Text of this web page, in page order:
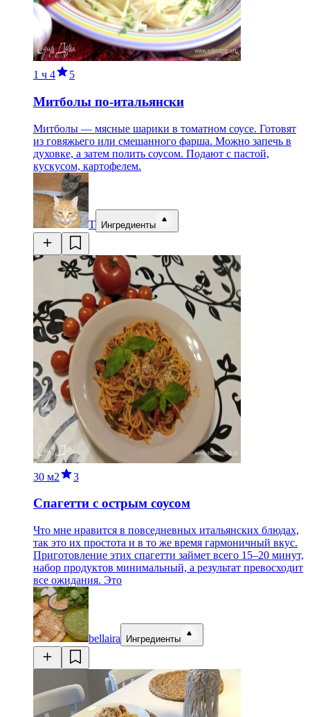
1 ч 4 5
Митболы по-итальянски
Митболы — мясные шарики в томатном соусе. Готовят
из говяжьего или смешанного фарша. Можно запечь в
духовке, а затем полить соусом. Подают с пастой,
кускусом, картофелем.
Т Ингредиенты
30 м2 3
Спагетти с острым соусом
Что мне нравится в повседневных итальянских блюдах,
так это их простота и в то же время гармоничный вкус.
Приготовление этих спагетти займет всего 15–20 минут,
набор продуктов минимальный, а результат превосходит
все ожидания. Это
bellaira Ингредиенты